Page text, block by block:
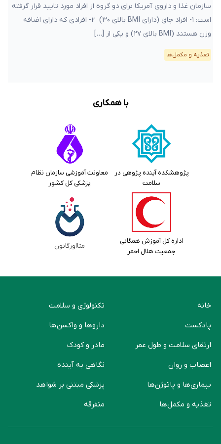
سازمان غذا و داروی آمریکا برای دو گروه از افراد مورد تایید قرار گرفته
است: ۱- افراد چاق (دارای BMI بالای ۳۰) ۲- افرادی که دارای اضافه
وزن هستند (BMI بالای ۲۷) و یکی از […]
تغذیه و مکمل‌ها
با همکاری
پژوهشکده آینده پژوهی در
سلامت
معاونت آموزشی سازمان نظام
پزشکی کل کشور
اداره کل آموزش همگانی
جمعیت هلال احمر
متااورگانون
خانه
پادکست
ارتقای سلامت و طول عمر
اعصاب و روان
بیماری‌ها و پاتوژن‌ها
تغذیه و مکمل‌ها
تکنولوژی و سلامت
دارو‌ها و واکسن‌ها
مادر و کودک
نگاهی به آینده
پزشکی مبتنی بر شواهد
متفرقه